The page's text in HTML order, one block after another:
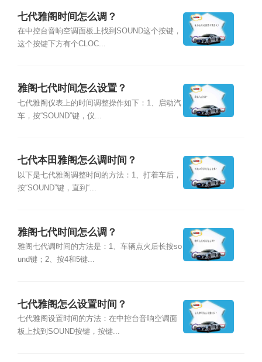
七代雅阁时间怎么调？
在中控台音响空调面板上找到SOUND这个按键，
这个按键下方有个CLOC...
雅阁七代时间怎么设置？
七代雅阁仪表上的时间调整操作如下：1、启动汽
车，按“SOUND”键，仪...
七代本田雅阁怎么调时间？
以下是七代雅阁调整时间的方法：1、打着车后，
按“SOUND”键，直到“...
雅阁七代时间怎么调？
雅阁七代调时间的方法是：1、车辆点火后长按so
und键；2、按4和5键...
七代雅阁怎么设置时间？
七代雅阁设置时间的方法：在中控台音响空调面
板上找到SOUND按键，按键...